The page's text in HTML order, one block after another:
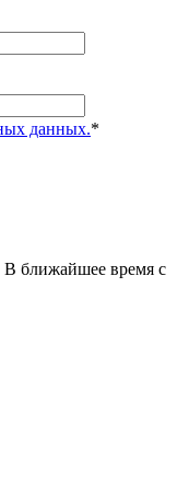
данных.*
ближайшее время с